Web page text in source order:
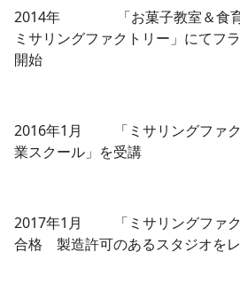
2014年 「お菓子教室＆食育
ミサリングファクトリー」にてフ
開始
2016年1月 「ミサリングファ
業スクール」を受講
2017年1月 「ミサリングファク
合格 製造許可のあるスタジオを